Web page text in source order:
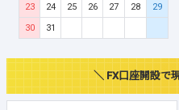
23
24 25 26 27 28
29
30
31
＼ FX口座開設で